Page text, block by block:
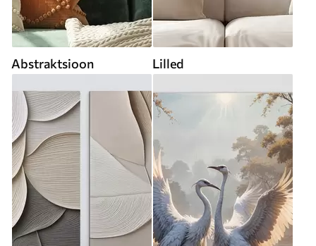
Abstraktsioon Lilled